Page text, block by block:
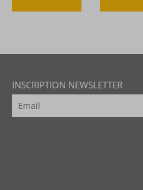
INSCRIPTION NEWSLETTER